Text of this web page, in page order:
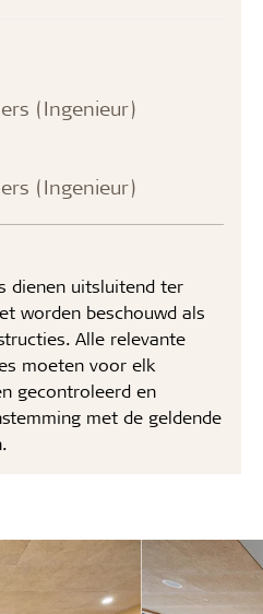
(Ingenieur)
(Ingenieur)
dienen uitsluitend ter
worden beschouwd als
Alle relevante
moeten voor elk
gecontroleerd en
met de geldende